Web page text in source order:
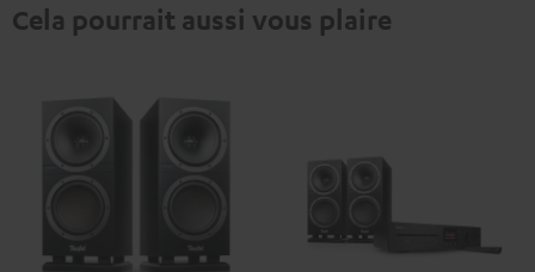
Cela pourrait aussi vous plaire